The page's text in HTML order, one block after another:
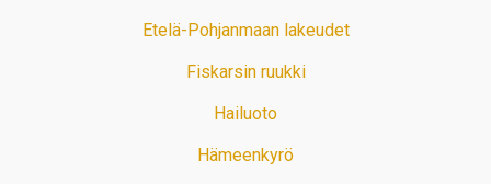
Etelä-Pohjanmaan lakeudet
Fiskarsin ruukki
Hailuoto
Hämeenkyrö